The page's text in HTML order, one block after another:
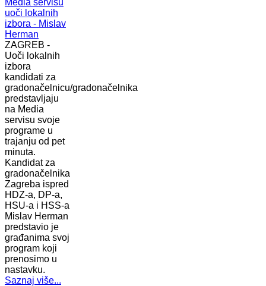
ZAGREB -
Uoči lokalnih
izbora
kandidati za
gradonačelnicu/gradonačelnika
predstavljaju
na Media
servisu svoje
programe u
trajanju od pet
minuta.
Kandidat za
gradonačelnika
Zagreba ispred
HDZ-a, DP-a,
HSU-a i HSS-a
Mislav Herman
predstavio je
građanima svoj
program koji
prenosimo u
nastavku.
Saznaj više...